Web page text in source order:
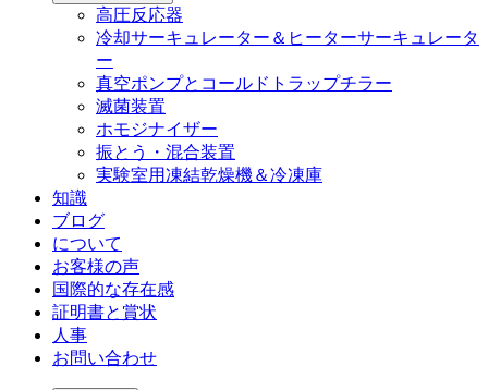
高圧反応器
冷却サーキュレーター＆ヒーターサーキュレータ
ー
真空ポンプとコールドトラップチラー
滅菌装置
ホモジナイザー
振とう・混合装置
実験室用凍結乾燥機＆冷凍庫
知識
ブログ
について
お客様の声
国際的な存在感
証明書と賞状
人事
お問い合わせ